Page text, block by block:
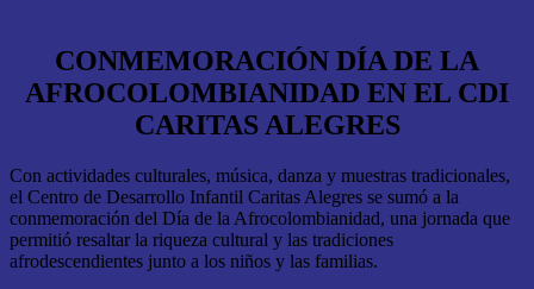
CONMEMORACIÓN DÍA DE LA
AFROCOLOMBIANIDAD EN EL CDI
CARITAS ALEGRES
Con actividades culturales, música, danza y muestras tradicionales,
el Centro de Desarrollo Infantil Caritas Alegres se sumó a la
conmemoración del Día de la Afrocolombianidad, una jornada que
permitió resaltar la riqueza cultural y las tradiciones
afrodescendientes junto a los niños y las familias.